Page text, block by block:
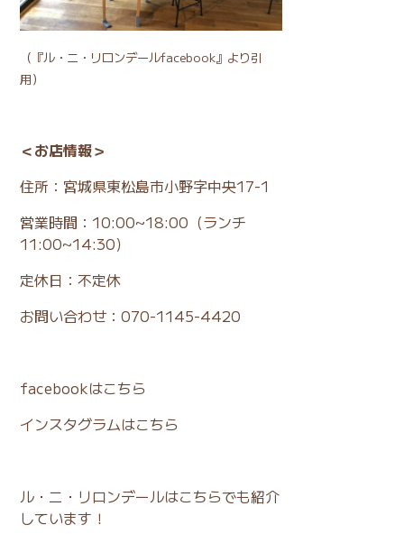
（ 『ル・ニ・リロンデールfacebook』 より引
用）
＜お店情報＞
住所：宮城県東松島市小野字中央17-1
営業時間：10:00~18:00（ランチ
11:00~14:30）
定休日：不定休
お問い合わせ：070-1145-4420
facebookはこちら
インスタグラムはこちら
ル・ニ・リロンデールはこちらでも紹介
しています！